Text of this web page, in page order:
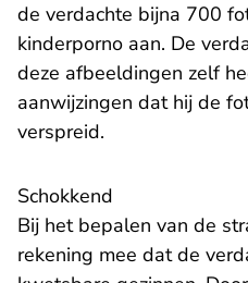
de verdachte bijna 700
kinderporno aan. De
deze afbeeldingen zelf
aanwijzingen dat hij de
verspreid.
Schokkend
Bij het bepalen van de
rekening mee dat de